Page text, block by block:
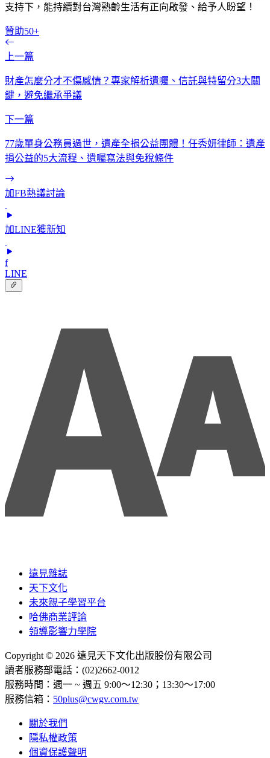
支持下，能持續對台灣熟齡生活有正向啟發、給予人盼望！
贊助50+
上一篇
財產怎麼分才不傷感情？專家解析遺囑、信託與特留分3大關
鍵，避免繼承爭議
下一篇
77歲單身公務員過世，遺產全捐公益團體！任秀妍律師：遺產
捐公益的5大流程、遺囑寫法與免稅條件
加FB熱議討論
加LINE獲新知
f
LINE
遠見雜誌
天下文化
未來親子學習平台
哈佛商業評論
領導影響力學院
Copyright © 2026 遠見天下文化出版股份有限公司
讀者服務部電話：(02)2662-0012
服務時間：週一 ~ 週五 9:00～12:30；13:30～17:00
服務信箱： 50plus@cwgv.com.tw
關於我們
隱私權政策
個資保護聲明